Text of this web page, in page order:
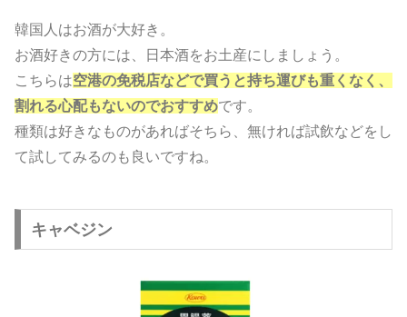
韓国人はお酒が大好き。
お酒好きの方には、日本酒をお土産にしましょう。
こちらは空港の免税店などで買うと持ち運びも重くなく、
割れる心配もないのでおすすめです。
種類は好きなものがあればそちら、無ければ試飲などをし
て試してみるのも良いですね。
キャベジン